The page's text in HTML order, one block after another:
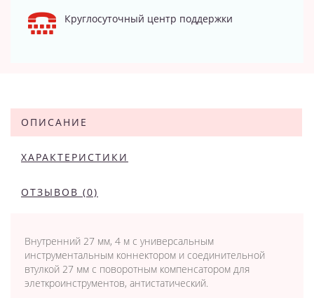
Круглосуточный центр поддержки
ОПИСАНИЕ
ХАРАКТЕРИСТИКИ
ОТЗЫВОВ (0)
Внутренний 27 мм, 4 м с универсальным
инструментальным коннектором и соединительной
втулкой 27 мм с поворотным компенсатором для
элеткроинструментов, антистатический.